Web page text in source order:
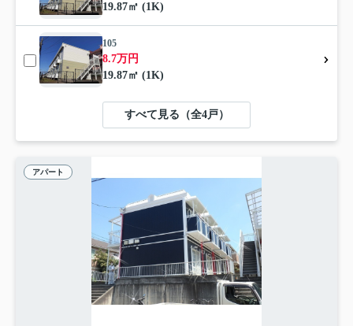
19.87㎡ (1K)
105
8.7万円
19.87㎡ (1K)
すべて見る（全4戸）
アパート